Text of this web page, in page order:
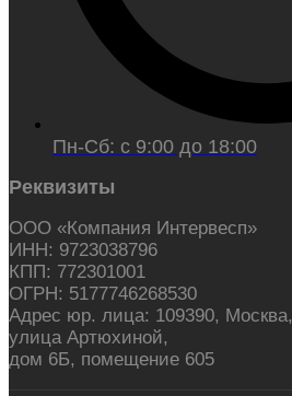
Пн-Сб: с 9:00 до 18:00
Реквизиты
ООО «Компания Интервесп»
ИНН: 9723038796
КПП: 772301001
ОГРН: 5177746268530
Адрес юр. лица: 109390, Москва,
улица Артюхиной,
дом 6Б, помещение 605